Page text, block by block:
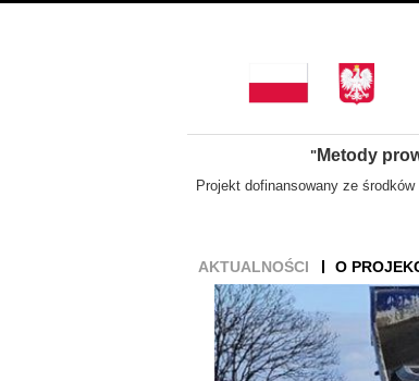
" Metody
Projekt dofinansowany ze środków
AKTUALNOŚCI O